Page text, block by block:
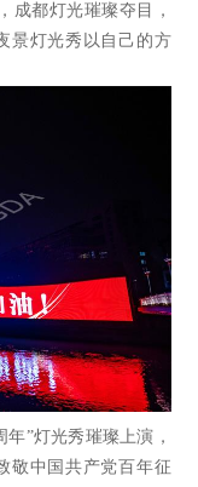
成都灯光璀璨夺目，
景灯光秀以自己的方
”灯光秀璀璨上演，
敬中国共产党百年征